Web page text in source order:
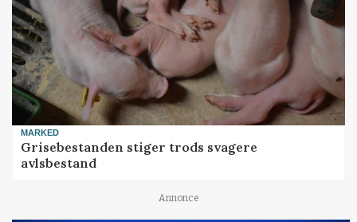
MARKED
Grisebestanden stiger trods svagere
avlsbestand
Annonce